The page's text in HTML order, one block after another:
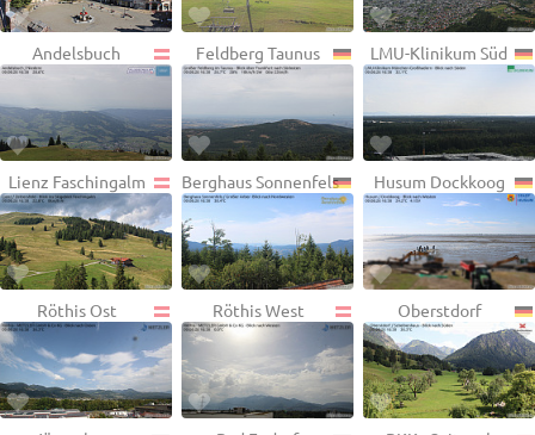
Andelsbuch Feldberg Taunus LMU-Klinikum Süd
Lienz Faschingalm Berghaus Sonnenfels Husum Dockkoog
Röthis Ost Röthis West Oberstdorf